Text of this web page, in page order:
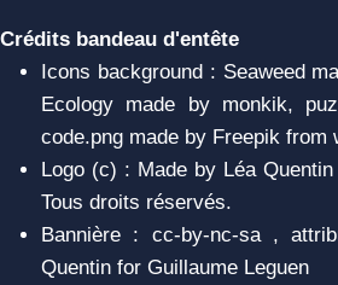
Crédits bandeau d'entête
Icons background : Seaweed
Ecology made by monkik,
code.png made by Freepik from
Logo (c) : Made by Léa
Tous droits réservés.
Bannière : cc-by-nc-sa ,
Quentin for Guillaume Leguen